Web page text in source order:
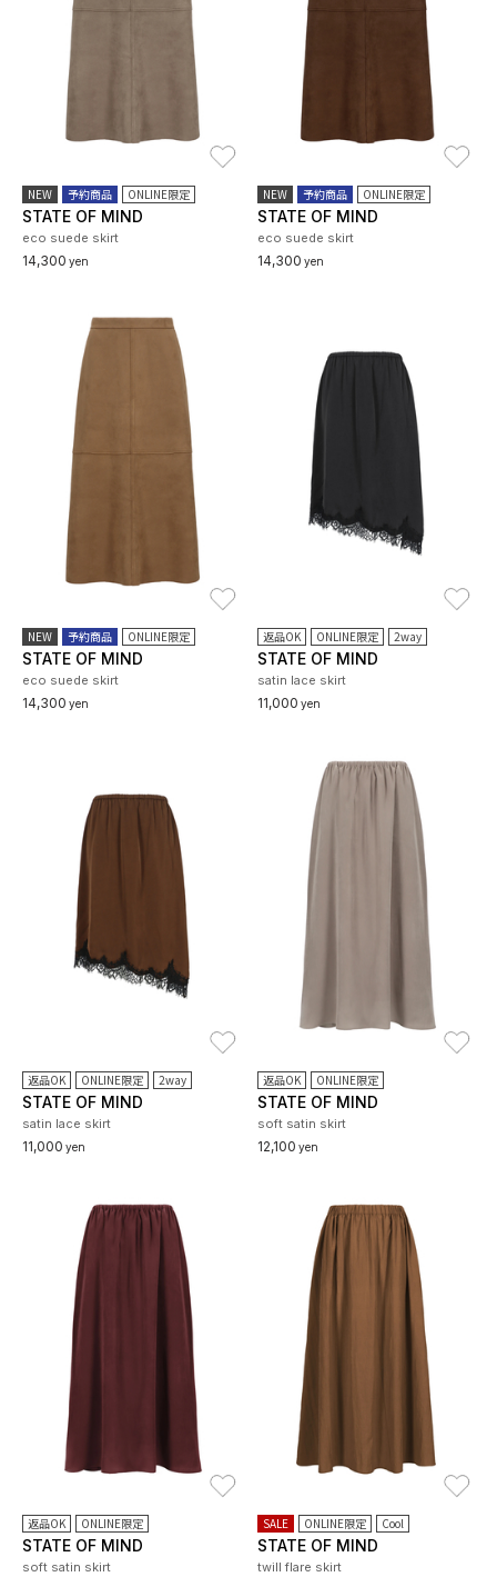
お気に入り
NEW 予約商品 ONLINE限定
STATE OF MIND
eco suede skirt
14,300 yen
NEW 予約商品 ONLINE限定
STATE OF MIND
eco suede skirt
14,300 yen
NEW 予約商品 ONLINE限定
STATE OF MIND
eco suede skirt
14,300 yen
返品OK ONLINE限定 2way
STATE OF MIND
satin lace skirt
11,000 yen
お気に入り
返品OK ONLINE限定 2way
STATE OF MIND
satin lace skirt
11,000 yen
返品OK ONLINE限定
STATE OF MIND
soft satin skirt
12,100 yen
返品OK ONLINE限定
STATE OF MIND
soft satin skirt
SALE ONLINE限定 Cool
STATE OF MIND
twill flare skirt